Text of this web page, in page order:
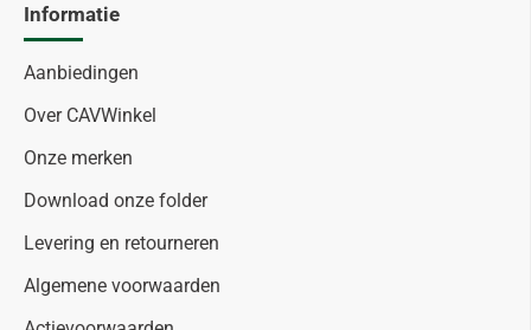
Informatie
Aanbiedingen
Over CAVWinkel
Onze merken
Download onze folder
Levering en retourneren
Algemene voorwaarden